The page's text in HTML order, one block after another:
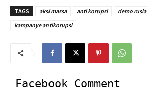
TAGS aksi massa anti korupsi
demo rusia
kampanye antikorupsi
Facebook Comment